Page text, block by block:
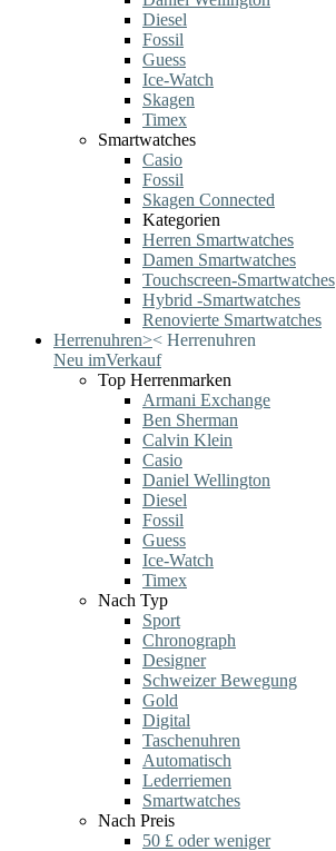
Diesel
Fossil
Guess
Ice-Watch
Skagen
Timex
Smartwatches
Casio
Fossil
Skagen Connected
Kategorien
Herren Smartwatches
Damen Smartwatches
Touchscreen-Smartwatches
Hybrid -Smartwatches
Renovierte Smartwatches
Herrenuhren>< Herrenuhren
Neu imVerkauf
Top Herrenmarken
Armani Exchange
Ben Sherman
Calvin Klein
Casio
Daniel Wellington
Diesel
Fossil
Guess
Ice-Watch
Timex
Nach Typ
Sport
Chronograph
Designer
Schweizer Bewegung
Gold
Digital
Taschenuhren
Automatisch
Lederriemen
Smartwatches
Nach Preis
50 £ oder weniger